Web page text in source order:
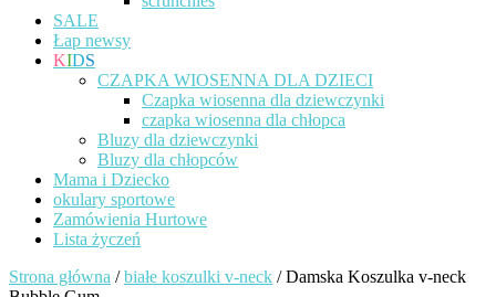
SALE
Łap newsy
KIDS
CZAPKA WIOSENNA DLA DZIECI
Czapka wiosenna dla dziewczynki
czapka wiosenna dla chłopca
Bluzy dla dziewczynki
Bluzy dla chłopców
Mama i Dziecko
okulary sportowe
Zamówienia Hurtowe
Lista życzeń
Strona główna /białe koszulki v-neck / Damska Koszulka v-neck